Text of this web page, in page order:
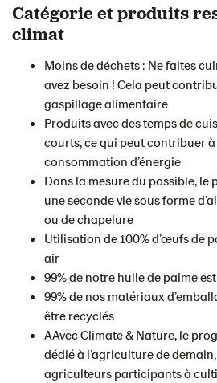
Catégorie et produits
climat
Moins de déchets : Ne faites
avez besoin ! Cela peut
gaspillage alimentaire
Produits avec des temps de
courts, ce qui peut contribuer
consommation d’énergie
Dans la mesure du possible,
une seconde vie sous forme
ou de chapelure
Utilisation de 100% d’œufs de
air
99% de notre huile de palme
99% de nos matériaux
être recyclés
AAvec Climate & Nature, le
dédié à l’agriculture de
agriculteurs participants à